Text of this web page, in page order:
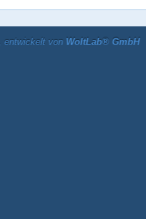
entwickelt von WoltLab® GmbH